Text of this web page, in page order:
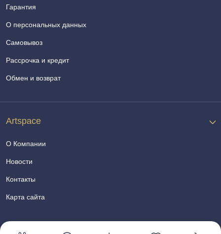
Гарантия
О персональных данных
Самовывоз
Рассрочка и кредит
Обмен и возврат
Artspace
О Компании
Новости
Контакты
Карта сайта